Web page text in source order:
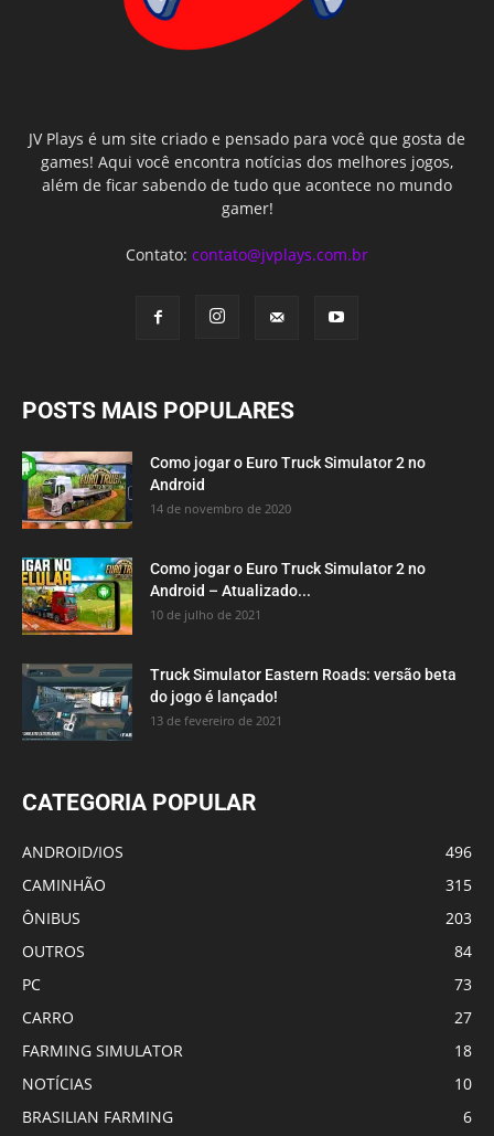
JV Plays é um site criado e pensado para você que gosta de
games! Aqui você encontra notícias dos melhores jogos,
além de ficar sabendo de tudo que acontece no mundo
gamer!
Contato: contato@jvplays.com.br
POSTS MAIS POPULARES
Como jogar o Euro Truck Simulator 2 no
Android
14 de novembro de 2020
Como jogar o Euro Truck Simulator 2 no
Android – Atualizado...
10 de julho de 2021
Truck Simulator Eastern Roads: versão beta
do jogo é lançado!
13 de fevereiro de 2021
CATEGORIA POPULAR
ANDROID/IOS
496
CAMINHÃO
315
ÔNIBUS
203
OUTROS
84
PC
73
CARRO
27
FARMING SIMULATOR
18
NOTÍCIAS
10
BRASILIAN FARMING
6